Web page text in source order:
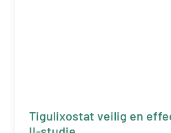
Tigulixostat veilig en